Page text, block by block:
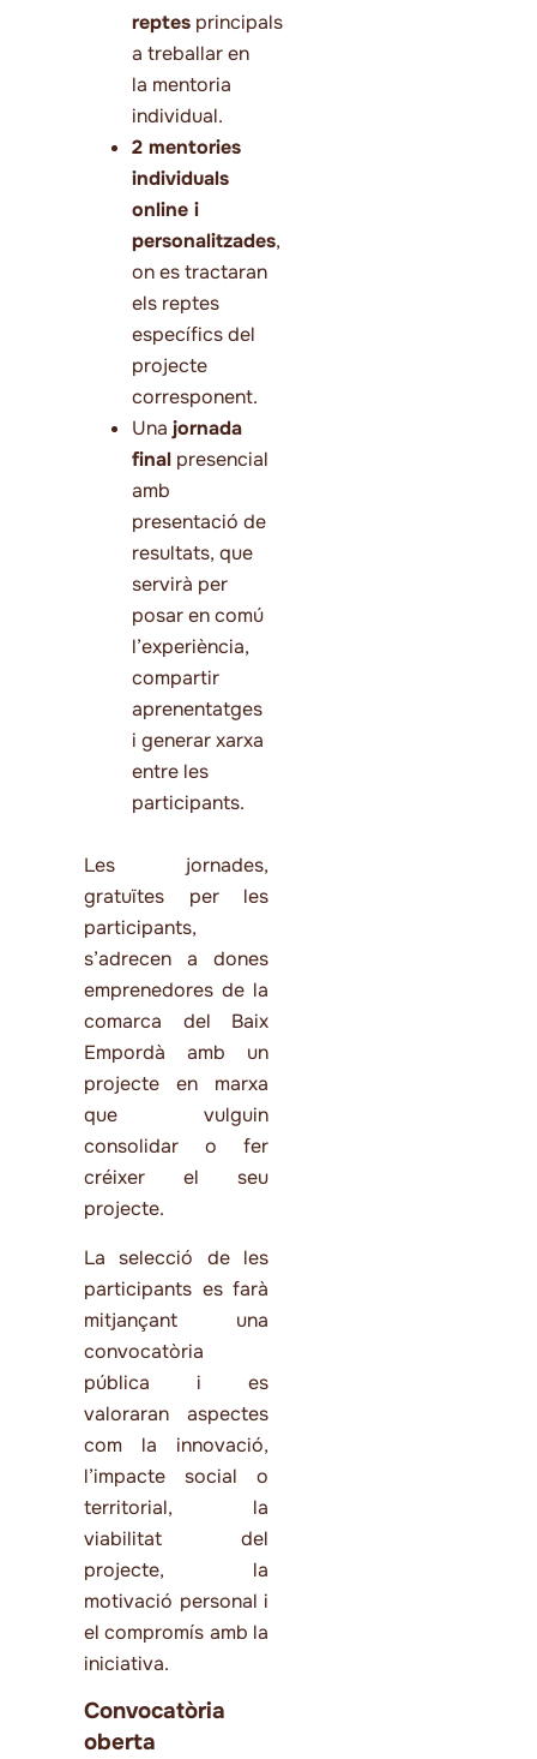
reptes principals
a treballar en
la mentoria
individual.
2 mentories
individuals
online i
personalitzades,
on es tractaran
els reptes
específics del
projecte
corresponent.
Una jornada
final presencial
amb
presentació de
resultats, que
servirà per
posar en comú
l’experiència,
compartir
aprenentatges
i generar xarxa
entre les
participants.
Les jornades,
gratuïtes per les
participants,
s’adrecen a dones
emprenedores de la
comarca del Baix
Empordà amb un
projecte en marxa
que vulguin
consolidar o fer
créixer el seu
projecte.
La selecció de les
participants es farà
mitjançant una
convocatòria
pública i es
valoraran aspectes
com la innovació,
l’impacte social o
territorial, la
viabilitat del
projecte, la
motivació personal i
el compromís amb la
iniciativa.
Convocatòria
oberta